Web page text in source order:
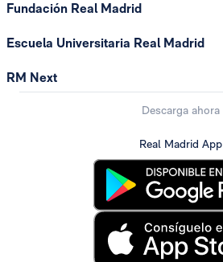
Fundación Real Madrid
Escuela Universitaria Real Madrid
RM Next
Descarga ahora
Real Madrid App